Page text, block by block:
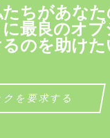
ちがあな
最良のオプ
のを助け
クを要求する